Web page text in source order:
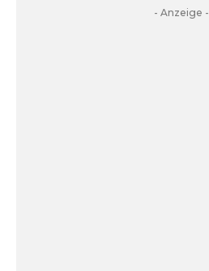
- Anzeige -